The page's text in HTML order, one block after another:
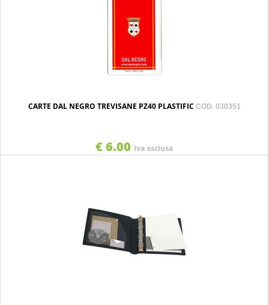
CARTE DAL NEGRO TREVISANE PZ40 PLASTIFIC COD. 030351
€ 6.00 Iva esclusa